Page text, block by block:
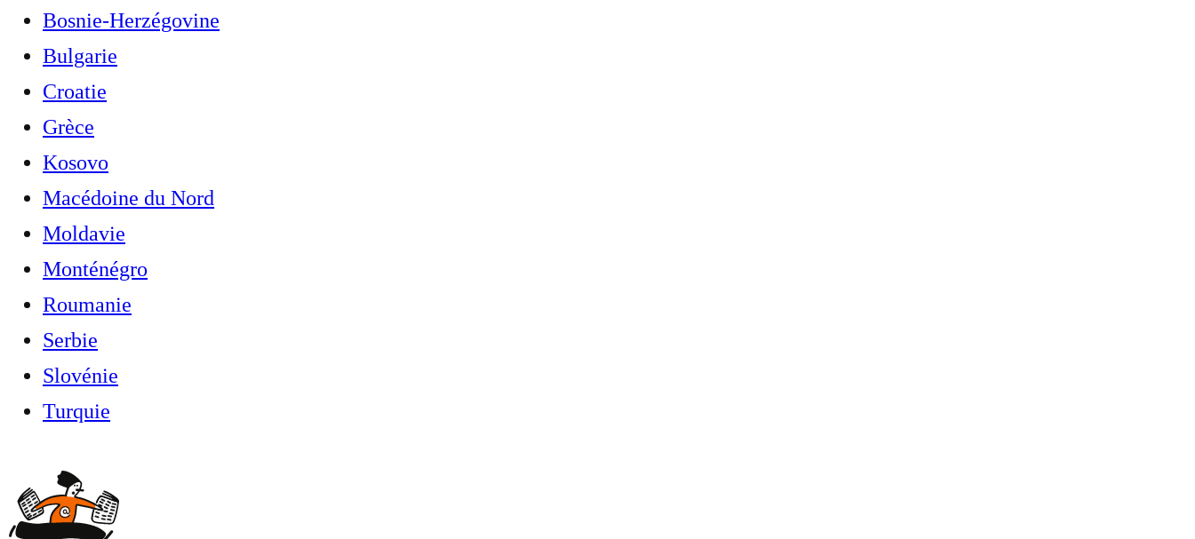
Bosnie-Herzégovine
Bulgarie
Croatie
Grèce
Kosovo
Macédoine du Nord
Moldavie
Monténégro
Roumanie
Serbie
Slovénie
Turquie